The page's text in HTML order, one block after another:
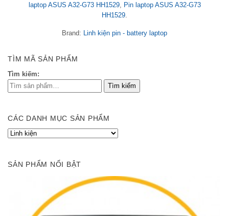
laptop ASUS A32-G73 HH1529, Pin laptop ASUS A32-G73
HH1529
Brand: Linh kiện pin - battery laptop
TÌM MÃ SẢN PHẨM
Tìm kiếm:
CÁC DANH MỤC SẢN PHẨM
SẢN PHẨM NỔI BẬT